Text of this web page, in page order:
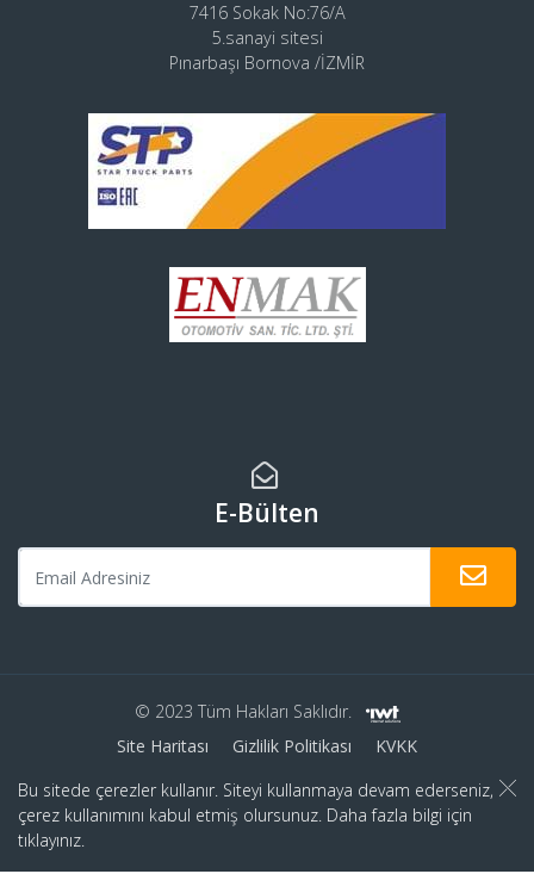
7416 Sokak No:76/A
5.sanayi sitesi
Pınarbaşı Bornova /İZMİR
E-Bülten
© 2023 Tüm Hakları Saklıdır.
Site Haritası
Gizlilik Politikası
KVKK
Bu sitede çerezler kullanır. Siteyi kullanmaya devam ederseniz,
çerez kullanımını kabul etmiş olursunuz. Daha fazla bilgi için
tıklayınız.